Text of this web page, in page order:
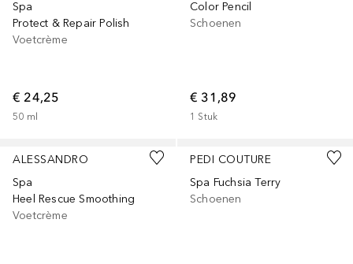
Spa
Protect & Repair Polish
Voetcrème
€ 24,25
50 ml
Color Pencil
Schoenen
€ 31,89
1 Stuk
ALESSANDRO
Spa
Heel Rescue Smoothing
Voetcrème
PEDI COUTURE
Spa Fuchsia Terry
Schoenen